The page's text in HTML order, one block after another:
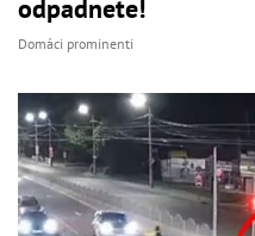
odpadnete!
Domáci prominenti